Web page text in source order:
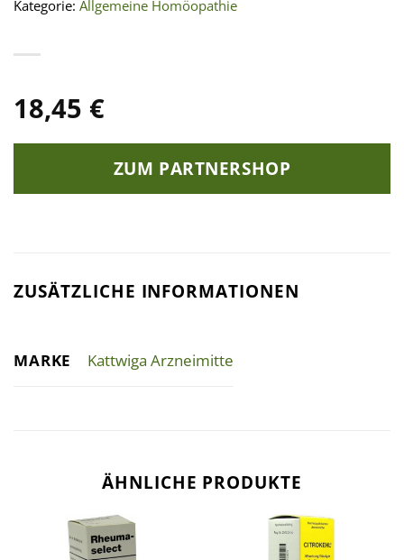
18,45 €
ZUM PARTNERSHOP
Kategorie: Allgemeine Homöopathie
ZUSÄTZLICHE INFORMATIONEN
MARKE Kattwiga Arzneimitte
ÄHNLICHE PRODUKTE